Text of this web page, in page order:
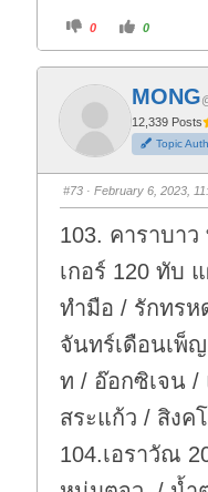
C
i
f
t
h
m
b
d
o
n
.
0
C
i
o
t
h
u
m
b
u
p
0
MONG
12,339 Posts
Topic
#73 · February 6, 2023,
103. คาราบา
เกอร์ 120 ทับ
ทำมือ / รักทร
จันทร์เดือนเพ็
ท / อ๊อกซิเจน /
สระแก้ว / สิงค
104.เอราวัณ